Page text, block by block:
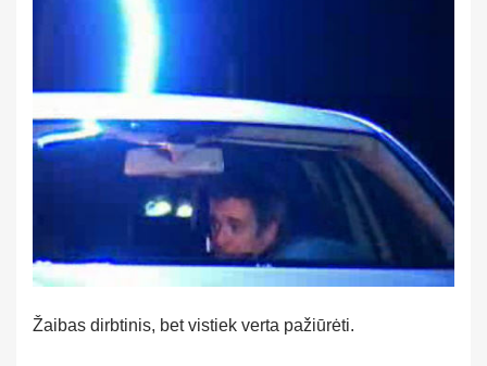
Žaibas dirbtinis, bet vistiek verta pažiūrėti.